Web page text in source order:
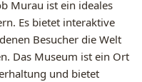
Murau ist ein ideales
Es bietet interaktive
Besucher die Welt
Das Museum ist ein Ort
und bietet